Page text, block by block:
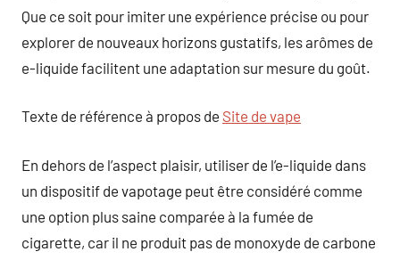
Que ce soit pour imiter une expérience précise ou pour
explorer de nouveaux horizons gustatifs, les arômes de
e-liquide facilitent une adaptation sur mesure du goût.
Texte de référence à propos de Site de vape
En dehors de l’aspect plaisir, utiliser de l’e-liquide dans
un dispositif de vapotage peut être considéré comme
une option plus saine comparée à la fumée de
cigarette, car il ne produit pas de monoxyde de carbone